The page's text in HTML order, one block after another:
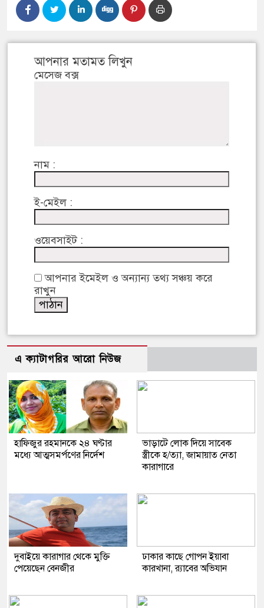
আপনার মতামত লিখুন
মেসেজ বক্স
নাম :
ই-মেইল :
ওয়েবসাইট :
আপনার ইমেইল ও অন্যান্য তথ্য সঞ্চয় করে
রাখুন
এ ক্যাটাগরির আরো নিউজ
হাফিজুর রহমানকে ২৪ ঘণ্টার
মধ্যে আত্মসমর্পণের নির্দেশ
ভাড়াটে লোক দিয়ে সাবেক
স্ত্রীকে হ/ত্যা, জামায়াত নেতা
কারাগারে
দুবাইয়ে কারাগার থেকে মুক্তি
পেয়েছেন বেনজীর
ঢাকার কাছে গোপন ইয়াবা
কারখানা, র‌্যাবের অভিযান